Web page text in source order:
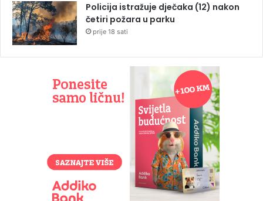
Policija istražuje dječaka (12) nakon
četiri požara u parku
prije 18 sati